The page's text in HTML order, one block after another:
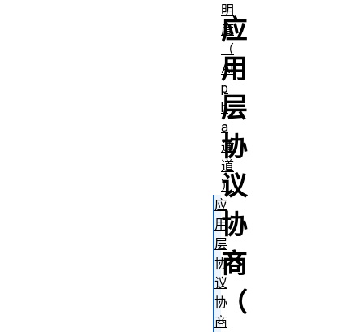
应
用
层
协
议
协
商
（
明
度
（
Al
p
h
a
通
道
）
应
用
层
协
议
协
商